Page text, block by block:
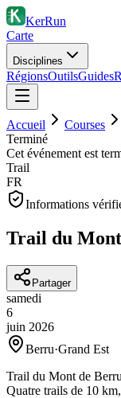
KerRun
Carte
Disciplines
RégionsOutilsGuides
Accueil Courses
Terminé
Cet événement est
Trail
FR
Informations
Trail du
Partager
samedi
6
juin 2026
Berru·Grand Est
Trail du Mont de
Quatre trails de 10